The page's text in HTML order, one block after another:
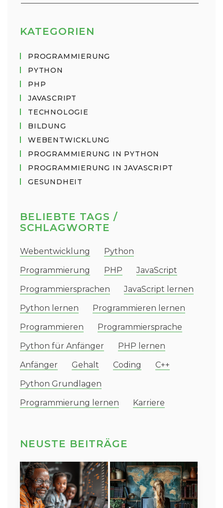
KATEGORIEN
PROGRAMMIERUNG
PYTHON
PHP
JAVASCRIPT
TECHNOLOGIE
BILDUNG
WEBENTWICKLUNG
PROGRAMMIERUNG IN PYTHON
PROGRAMMIERUNG IN JAVASCRIPT
GESUNDHEIT
BELIEBTE TAGS /
SCHLAGWORTE
Webentwicklung
Python
Programmierung
PHP
JavaScript
Programmiersprachen
JavaScript lernen
Python lernen
Programmieren lernen
Programmieren
Programmiersprache
Python für Anfänger
PHP lernen
Anfänger
Gehalt Coding
C++
Python Grundlagen
Programmierung lernen
Karriere
NEUSTE BEITRÄGE